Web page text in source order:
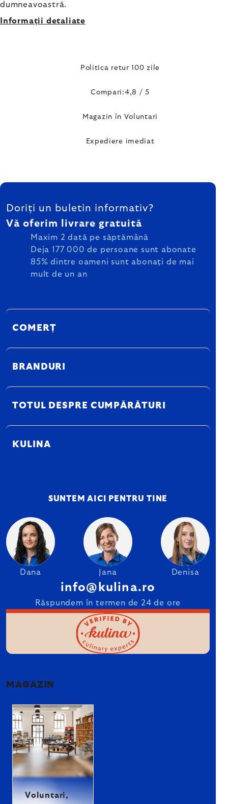
dumneavoastră.
Informaţii detaliate
Politica retur 100 zile
Compari:4,8 / 5
Magazin în Voluntari
Expediere imediat
SUBSOL
Doriți un buletin informativ?
Vă oferim livrare gratuită
Maxim 2 dată pe săptămână
Deja 177 000 de persoane sunt abonate
85% dintre oameni sunt abonați de mai
mult de un an
COMERȚ
BRANDURI
TOTUL DESPRE CUMPĂRĂTURI
KULINA
SUNTEM AICI PENTRU TINE
Dana Jana Denisa
info@kulina.ro
Răspundem în termen de 24 de ore
MAGAZIN
Voluntari,